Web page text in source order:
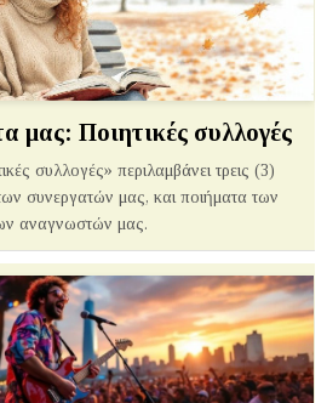
μας: Ποιητικές συλλογές
συλλογές» περιλαμβάνει τρεις (3)
συνεργατών μας, και ποιήματα των
αναγνωστών μας.